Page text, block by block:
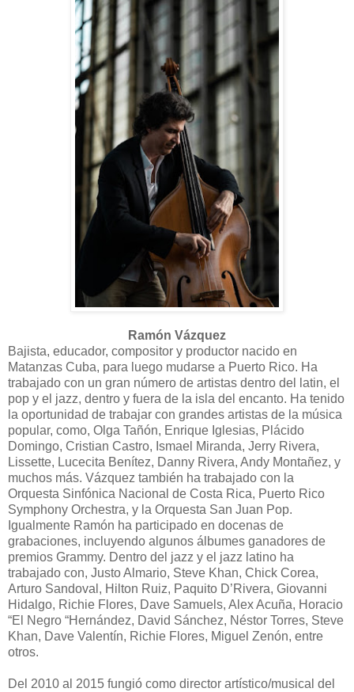
Ramón Vázquez
Bajista, educador, compositor y productor nacido en
Matanzas Cuba, para luego mudarse a Puerto Rico. Ha
trabajado con un gran número de artistas dentro del latin, el
pop y el jazz, dentro y fuera de la isla del encanto. Ha tenido
la oportunidad de trabajar con grandes artistas de la música
popular, como, Olga Tañón, Enrique Iglesias, Plácido
Domingo, Cristian Castro, Ismael Miranda, Jerry Rivera,
Lissette, Lucecita Benítez, Danny Rivera, Andy Montañez, y
muchos más. Vázquez también ha trabajado con la
Orquesta Sinfónica Nacional de Costa Rica, Puerto Rico
Symphony Orchestra, y la Orquesta San Juan Pop.
Igualmente Ramón ha participado en docenas de
grabaciones, incluyendo algunos álbumes ganadores de
premios Grammy. Dentro del jazz y el jazz latino ha
trabajado con, Justo Almario, Steve Khan, Chick Corea,
Arturo Sandoval, Hilton Ruiz, Paquito D’Rivera, Giovanni
Hidalgo, Richie Flores, Dave Samuels, Alex Acuña, Horacio
“El Negro “Hernández, David Sánchez, Néstor Torres, Steve
Khan, Dave Valentín, Richie Flores, Miguel Zenón, entre
otros.
Del 2010 al 2015 fungió como director artístico/musical del